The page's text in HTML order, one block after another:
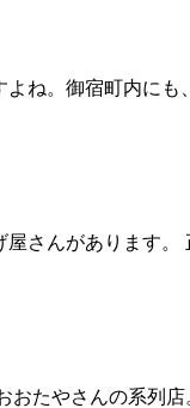
ね。御宿町内に
さんがあります
たやさんの系列